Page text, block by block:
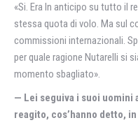
«Si. Era In anticipo su tutto il
stessa quota di volo. Ma sul
commissioni internazionali.
per quale ragione Nutarelli si
momento sbagliato».
— Lei seguiva i suoi uomini
reagito, cos’hanno detto,